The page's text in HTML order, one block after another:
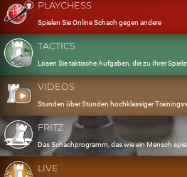
PLAYCHESS
Spielen Sie Online Schach gegen andere
TACTICS
Lösen Sie taktische Aufgaben, die zu Ihrer
VIDEOS
Stunden über Stunden hochklassiger
FRITZ
Das Schachprogramm, das wie ein Mensch
LIVE